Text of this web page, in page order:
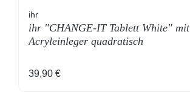
ihr
ihr "CHANGE-IT Tablett White" mit
Acryleinleger quadratisch
Regulärer Preis:
39,90 €